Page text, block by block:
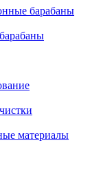
барабаны
материалы